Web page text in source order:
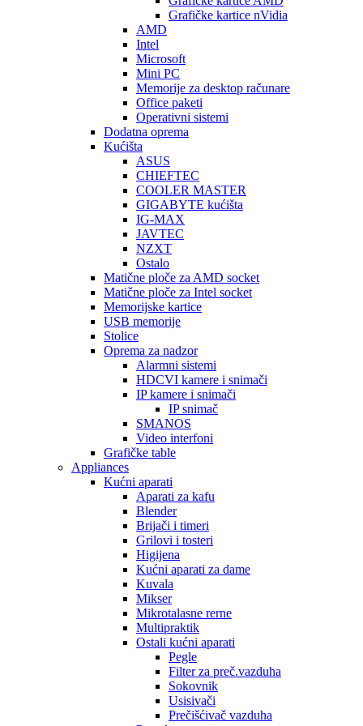
Grafičke kartice nVidia
AMD
Intel
Microsoft
Mini PC
Memorije za desktop računare
Office paketi
Operativni sistemi
Dodatna oprema
Kućišta
ASUS
CHIEFTEC
COOLER MASTER
GIGABYTE kućišta
IG-MAX
JAVTEC
NZXT
Ostalo
Matične ploče za AMD socket
Matične ploče za Intel socket
Memorijske kartice
USB memorije
Stolice
Oprema za nadzor
Alarmni sistemi
HDCVI kamere i snimači
IP kamere i snimači
IP snimač
SMANOS
Video interfoni
Grafičke table
Appliances
Kućni aparati
Aparati za kafu
Blender
Brijači i timeri
Grilovi i tosteri
Higijena
Kućni aparati za dame
Kuvala
Mikser
Mikrotalasne rerne
Multipraktik
Ostali kućni aparati
Pegle
Filter za preč.vazduha
Sokovnik
Usisivači
Prečišćivač vazduha